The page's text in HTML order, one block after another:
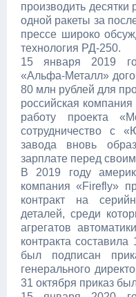
производить
одной ракеты за
прессе широко
технология РД-250.
15 января 2019
«Альфа-Металл»
80 млн рублей для
российская
работу проекта
сотрудничество с
завода вновь
зарплате перед
В 2019 году
компания «Firefly»
контракт на
деталей, среди
агрегатов
контракта
был подписан
генерального
31 октября приказ